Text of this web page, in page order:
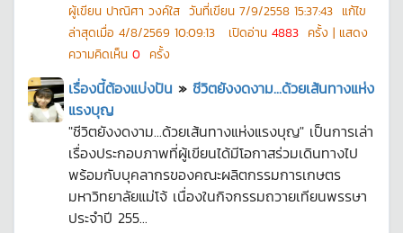
ผู้เขียน ปาณิศา วงค์ใส วันที่เขียน 7/9/2558 15:37:43 แก้ไข
ล่าสุดเมื่อ 4/8/2569 10:09:13 เปิดอ่าน 4883 ครั้ง | แสดง
ความคิดเห็น 0 ครั้ง
เรื่องนี้ต้องแบ่งปัน » ชีวิตยังงดงาม...ด้วยเส้นทางแห่ง
แรงบุญ
"ชีวิตยังงดงาม...ด้วยเส้นทางแห่งแรงบุญ" เป็นการเล่า
เรื่องประกอบภาพที่ผู้เขียนได้มีโอกาสร่วมเดินทางไป
พร้อมกับบุคลากรของคณะผลิตกรรมการเกษตร
มหาวิทยาลัยแม่โจ้ เนื่องในกิจกรรมถวายเทียนพรรษา
ประจำปี 255...